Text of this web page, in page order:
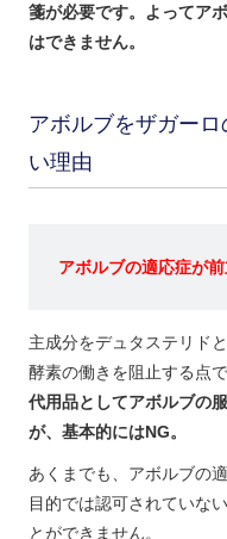
箋が必要です。よってア
はできません。
アボルブをザガー
い理由
アボルブの適応症が
主成分をデュタステリド
酵素の働きを阻止する点
代用品としてアボルブの
が、基本的にはNG。
あくまでも、アボルブの
目的では認可されていな
とができません。